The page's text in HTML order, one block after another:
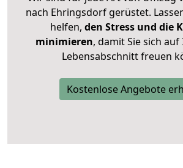
nach Ehringsdorf gerüstet.
helfen, den Stress und die
minimieren, damit Sie sich
Lebensabschnitt freuen
Kostenlose Angebote